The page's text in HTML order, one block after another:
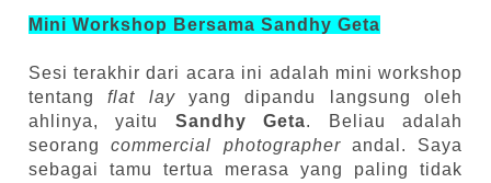
Mini Workshop Bersama Sandhy Geta
Sesi terakhir dari acara ini adalah mini workshop
tentangflat layyang dipandu langsung oleh
ahlinya, yaitu Sandhy Geta. Beliau adalah
seorangcommercial photographerandal. Saya
sebagai tamu tertua merasa yang paling tidak